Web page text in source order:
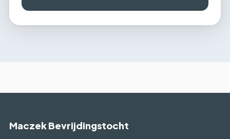
Maczek Bevrijdingstocht